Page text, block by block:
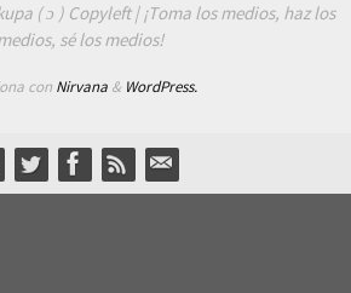
( ɔ ) Copyleft | ¡Toma los medios, haz los
sé los medios!
con Nirvana& WordPress.